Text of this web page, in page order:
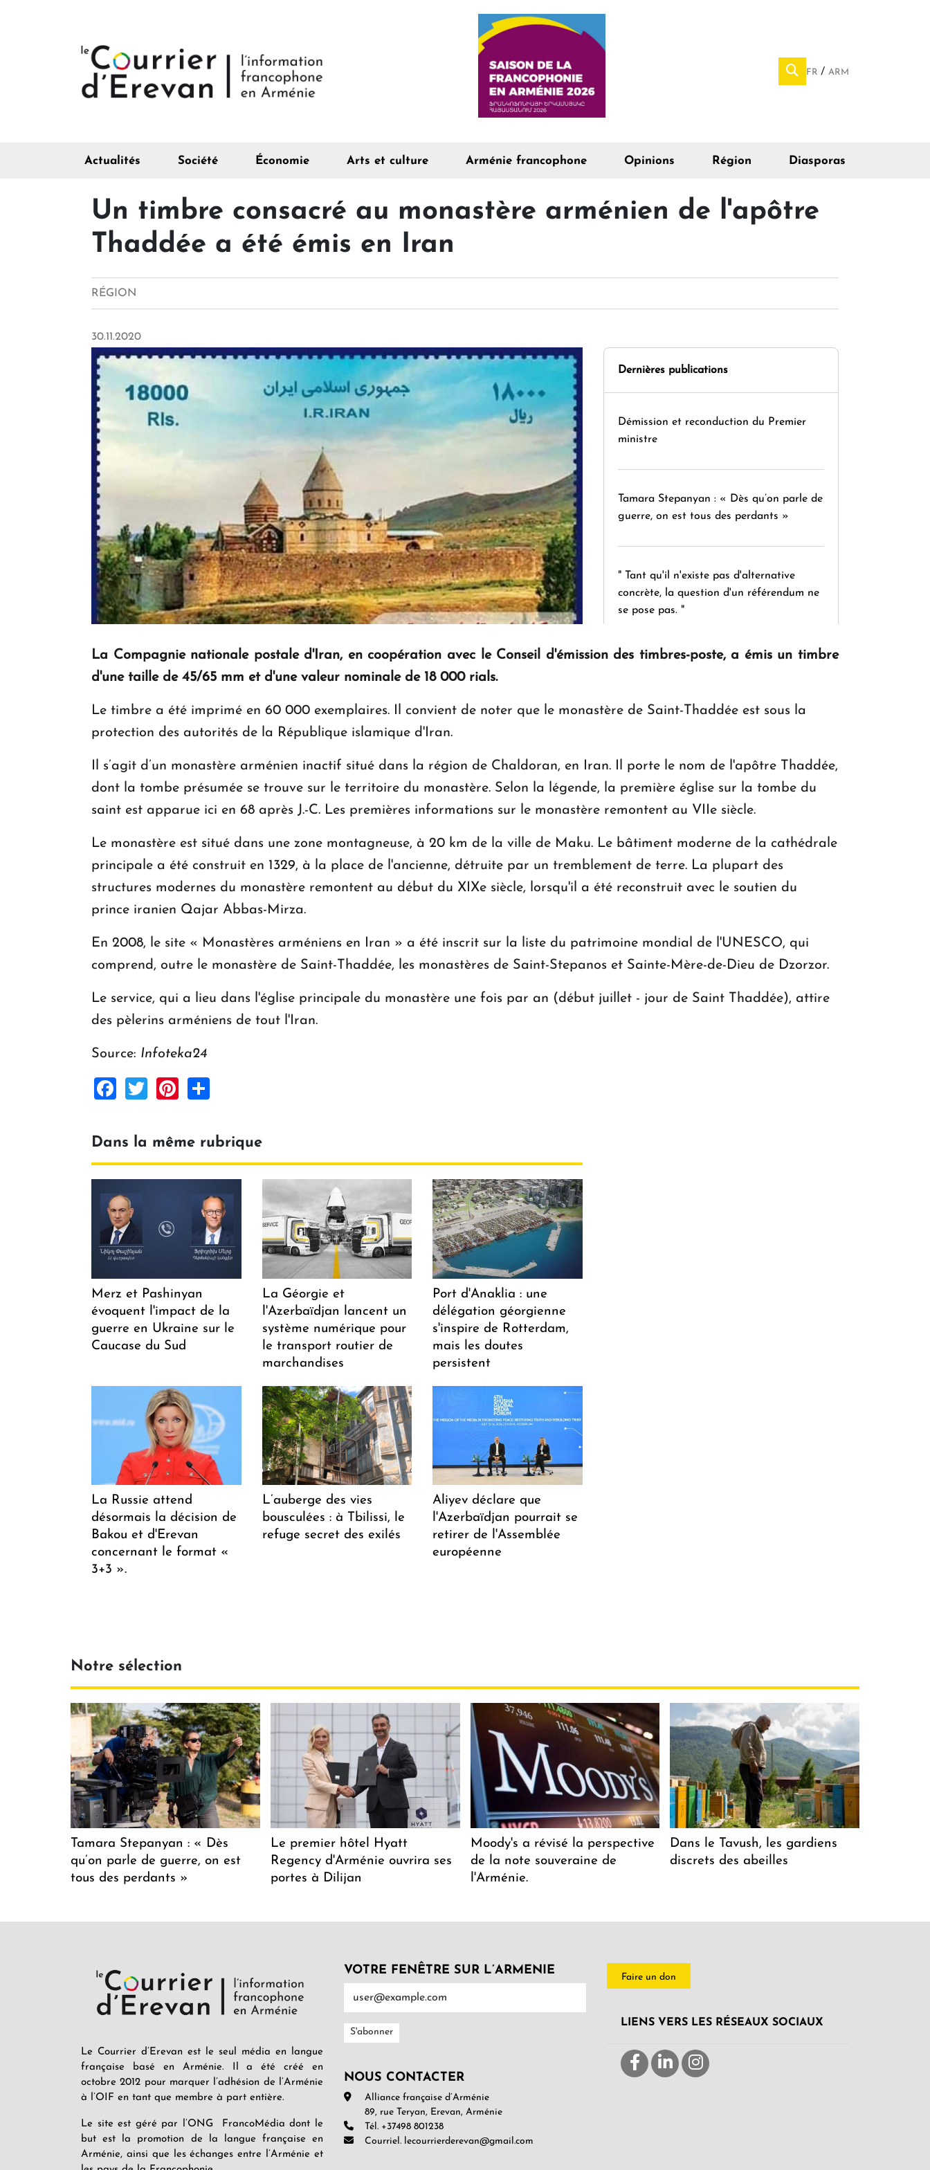
FR ARM
Actualités Société Économie Arts et culture Arménie francophone Opinions Région Diasporas
Un timbre consacré au monastère arménien de l'apôtre
Thaddée a été émis en Iran
RÉGION
30.11.2020
Dernières publications
Démission et reconduction du Premier
ministre
Tamara Stepanyan : « Dès qu’on parle de
guerre, on est tous des perdants »
" Tant qu'il n'existe pas d'alternative
concrète, la question d'un référendum ne
se pose pas. "
d'Arménie ouvrira ses portes à Dilijan
La Compagnie nationale postale d'Iran, en coopération avec le Conseil d'émission des timbres-poste, a émis un timbre
d'une taille de 45/65 mm et d'une valeur nominale de 18 000 rials.
Le timbre a été imprimé en 60 000 exemplaires. Il convient de noter que le monastère de Saint-Thaddée est sous la
protection des autorités de la République islamique d'Iran.
Il s’agit d’un monastère arménien inactif situé dans la région de Chaldoran, en Iran. Il porte le nom de l'apôtre Thaddée,
dont la tombe présumée se trouve sur le territoire du monastère. Selon la légende, la première église sur la tombe du
saint est apparue ici en 68 après J.-C. Les premières informations sur le monastère remontent au VIIe siècle.
Le monastère est situé dans une zone montagneuse, à 20 km de la ville de Maku. Le bâtiment moderne de la cathédrale
principale a été construit en 1329, à la place de l'ancienne, détruite par un tremblement de terre. La plupart des
structures modernes du monastère remontent au début du XIXe siècle, lorsqu'il a été reconstruit avec le soutien du
prince iranien Qajar Abbas-Mirza.
En 2008, le site « Monastères arméniens en Iran » a été inscrit sur la liste du patrimoine mondial de l'UNESCO, qui
comprend, outre le monastère de Saint-Thaddée, les monastères de Saint-Stepanos et Sainte-Mère-de-Dieu de Dzorzor.
Le service, qui a lieu dans l'église principale du monastère une fois par an (début juillet - jour de Saint Thaddée), attire
des pèlerins arméniens de tout l'Iran.
Source: Infoteka24
Facebook
TwitterPinterest
Dans la même rubrique
Merz et Pashinyan
évoquent l'impact de la
guerre en Ukraine sur le
Caucase du Sud
La Géorgie et
l'Azerbaïdjan lancent un
système numérique pour
le transport routier de
marchandises
Port d'Anaklia : une
délégation géorgienne
s'inspire de Rotterdam,
mais les doutes
persistent
La Russie attend
désormais la décision de
Bakou et d'Erevan
concernant le format «
3+3 ».
L’auberge des vies
bousculées : à Tbilissi, le
refuge secret des exilés
Aliyev déclare que
l'Azerbaïdjan pourrait se
retirer de l'Assemblée
européenne
Notre sélection
Tamara Stepanyan : « Dès
qu’on parle de guerre, on est
tous des perdants »
Le premier hôtel Hyatt
Regency d'Arménie ouvrira ses
portes à Dilijan
Moody's a révisé la perspective
de la note souveraine de
l'Arménie.
Dans le Tavush, les gardiens
discrets des abeilles
Le Courrier d’Erevan est le seul média en langue
française basé en Arménie. Il a été créé en
octobre 2012 pour marquer l’adhésion de l’Arménie
à l’OIF en tant que membre à part entière.
Le site est géré par l’ONG FrancoMédia dont le
but est la promotion de la langue française en
Arménie, ainsi que les échanges entre l’Arménie et
VOTRE FENÊTRE SUR L’ARMENIE
NOUS CONTACTER
Alliance française d’Arménie
89, rue Teryan, Erevan, Arménie
Tél. +37498 801238
Courriel. lecourrierderevan@gmail.com
Faire un don
LIENS VERS LES RÉSEAUX SOCIAUX